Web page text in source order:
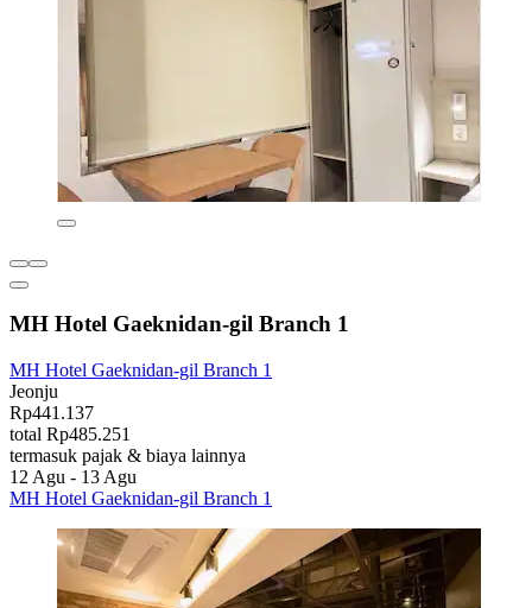
MH Hotel Gaeknidan-gil Branch 1
MH Hotel Gaeknidan-gil Branch 1
Jeonju
Rp441.137
total Rp485.251
termasuk pajak & biaya lainnya
12 Agu - 13 Agu
MH Hotel Gaeknidan-gil Branch 1